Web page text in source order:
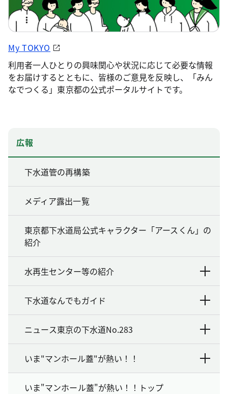
My TOKYO
利用者一人ひとりの興味関心や状況に応じて必要な情報
をお届けするとともに、皆様のご意見を反映し、「みん
なでつくる」東京都の公式ポータルサイトです。
広報
下水道管の再構築
メディア露出一覧
東京都下水道局公式キャラクター「アースくん」の
紹介
水再生センター等の紹介
下水道なんでもガイド
ニュース東京の下水道No.283
いま"マンホール蓋"が熱い！！
いま"マンホール蓋"が熱い！！トップ